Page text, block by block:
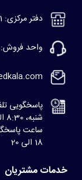
دفتر مرکزی: 02191301361
واحد فروش: 09135527035
پاسخگویی
شنبه، 8:30 الی 14:30
ساعت
18 الی 20
خدمات مشتریان